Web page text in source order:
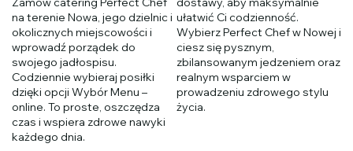
na terenie Nowa, jego dzielnic i
okolicznych miejscowości i
wprowadź porządek do
swojego jadłospisu.
Codziennie wybieraj posiłki
dzięki opcji Wybór Menu –
online. To proste, oszczędza
czas i wspiera zdrowe nawyki
każdego dnia.
ułatwić Ci codzienność.
Wybierz Perfect Chef w Nowej i
ciesz się pysznym,
zbilansowanym jedzeniem oraz
realnym wsparciem w
prowadzeniu zdrowego stylu
życia.